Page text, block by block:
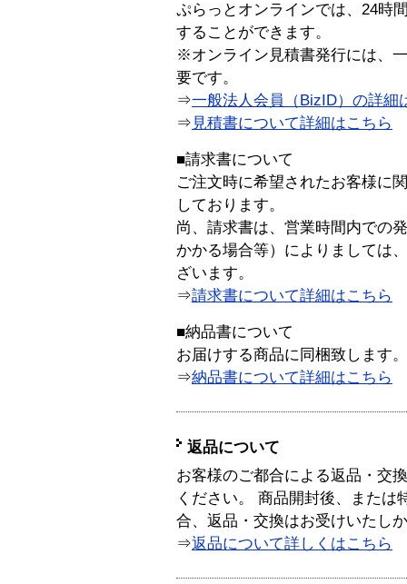
ぷらっとオンラインでは、24時
することができます。
※オンライン見積書発行には、
要です。
⇒一般法人会員（BizID）の詳細
⇒ 見積書について詳細はこちら
■請求書について
ご注文時に希望されたお客様に
しております。
尚、請求書は、営業時間内での
かかる場合等）によりましては
ざいます。
⇒請求書について詳細はこちら
■納品書について
お届けする商品に同梱致します。
⇒納品書について詳細はこちら
返品について
お客様のご都合による返品・交
ください。 商品開封後、または
合、返品・交換はお受けいたし
⇒返品について詳しくはこちら